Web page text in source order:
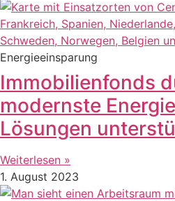
Energieeinsparung
Immobilienfonds
modernste
Lösungen
Weiterlesen »
1. August 2023